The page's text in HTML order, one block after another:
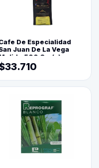
De Especialidad
Juan De La Vega
500 Grs(=)